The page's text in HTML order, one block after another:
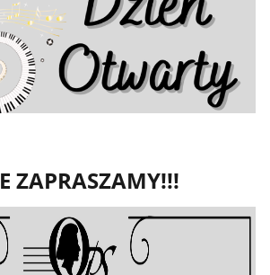
ZAPRASZAMY!!!